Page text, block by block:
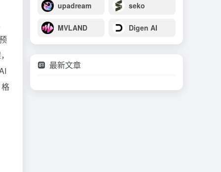
upadream seko
MVLAND Digen AI
最新文章